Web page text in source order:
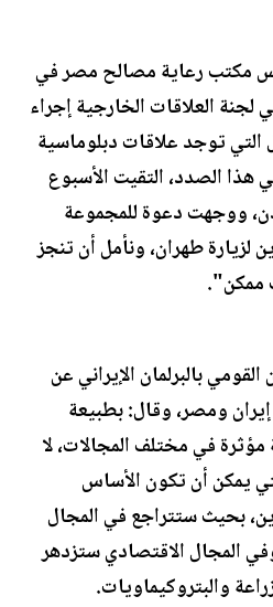
مكتب رعاية مصالح مصر في
لجنة العلاقات الخارجية إجراء
التي توجد علاقات دبلوماسية
الصدد، التقيت الأسبوع
ووجهت دعوة للمجموعة
لزيارة طهران، ونأمل أن تنجز
ممكن".
بالبرلمان الإيراني عن
إيران ومصر، وقال: بطبيعة
في مختلف المجالات، لا
يمكن أن تكون الأساس
بحيث ستتراجع في المجال
وفي المجال الاقتصادي ستزدهر
والبتروكيماويات.